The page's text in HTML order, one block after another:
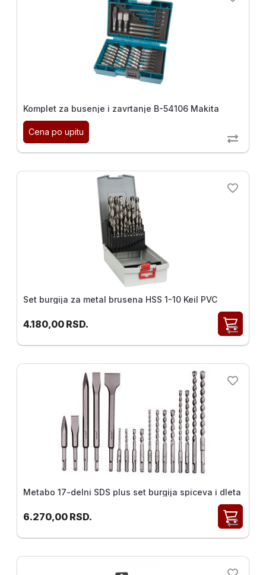
Komplet za busenje i zavrtanje B-54106 Makita
Cena po upitu
Set burgija za metal brusena HSS 1-10 Keil PVC
4.180,00 RSD.
Metabo 17-delni SDS plus set burgija spiceva i dleta
6.270,00 RSD.